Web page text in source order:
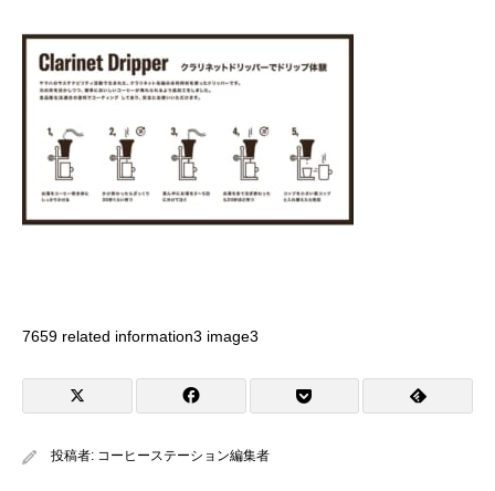
7659 related information3 image3
投稿者: コーヒーステーション編集者